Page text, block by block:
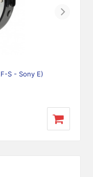
Next
S - Sony E)